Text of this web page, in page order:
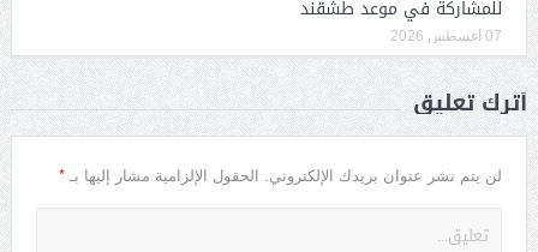
للمشاركة في موعد طشقند
07 أغسطس 2026
أترك تعليق
لن يتم نشر عنوان بريدك الإلكتروني. الحقول الإلزامية مشار إليها بـ *